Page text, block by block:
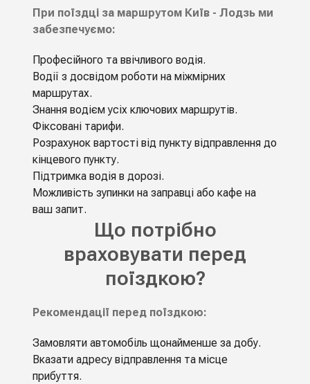
При поїздці за маршрутом Київ - Лодзь ми
забезпечуємо:
Професійного та ввічливого водія.
Водiї з досвідом роботи на мiжмiрних
маршрутах.
Знання водієм усіх ключових маршрутів.
Фіксовані тарифи.
Розрахунок вартості від пункту відправлення до
кінцевого пункту.
Підтримка водія в дорозі.
Можливість зупинки на заправці або кафе на
ваш запит.
Що потрібно
враховувати перед
поїздкою?
Рекомендації перед поїздкою:
Замовляти автомобіль щонайменше за добу.
Вказати адресу відправлення та місце
прибуття.